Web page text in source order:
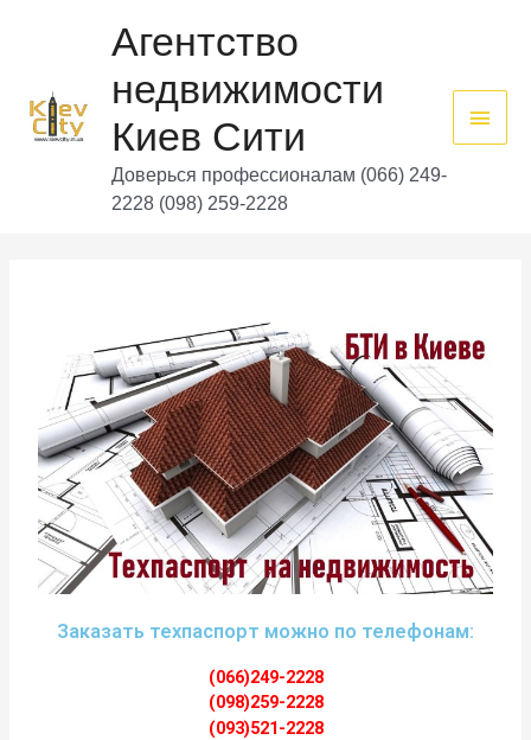
Агентство
недвижимости
Киев Сити
Доверься профессионалам (066) 249-
2228 (098) 259-2228
Заказать техпаспорт можно по телефонам:
(066)249-2228
(098)259-2228
(093)521-2228